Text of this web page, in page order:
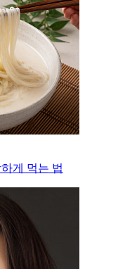
게 먹는 법